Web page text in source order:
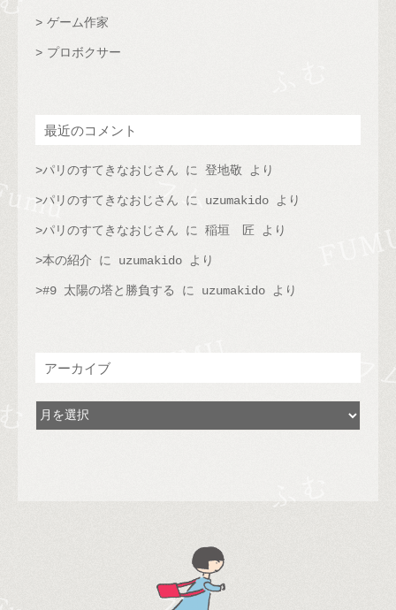
ゲーム作家
プロボクサー
最近のコメント
パリのすてきなおじさん に 登地敬 より
パリのすてきなおじさん に uzumakido より
パリのすてきなおじさん に 稲垣 匠 より
本の紹介 に uzumakido より
#9 太陽の塔と勝負する に uzumakido より
アーカイブ